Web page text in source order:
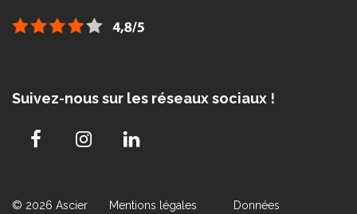
Suivez-nous sur les réseaux sociaux !
© 2026 Ascier Mentions légales
Données